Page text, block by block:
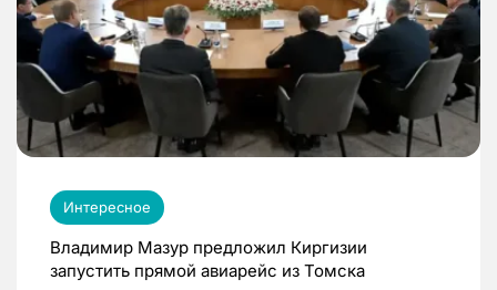
Интересное
Владимир Мазур предложил Киргизии
запустить прямой авиарейс из Томска